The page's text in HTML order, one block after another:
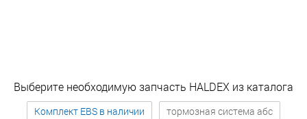
Выберите необходимую запчасть HALDEX из каталога
Комплект EBS в наличии
тормозная система абс